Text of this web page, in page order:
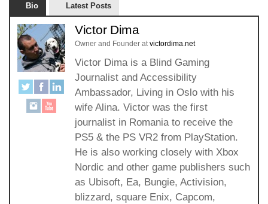
Bio Latest Posts
Victor Dima
Owner and Founder atvictordima.net
Victor Dima is a Blind Gaming
Journalist and Accessibility
Ambassador, Living in Oslo with his
wife Alina. Victor was the first
journalist in Romania to receive the
PS5 & the PS VR2 from PlayStation.
He is also working closely with Xbox
Nordic and other game publishers such
as Ubisoft, Ea, Bungie, Activision,
blizzard, square Enix, Capcom,